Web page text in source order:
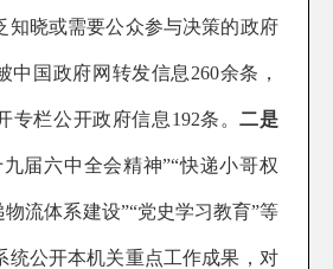
知晓或需要公众参与决策的政府
中 国 政府网转发信息260余条，
专栏公开政府信息 192条 。二是
届六中全会精神”“快递小哥权
物流体系建设”“党史学习教育”等
统公开本机关重点工作成果， 对